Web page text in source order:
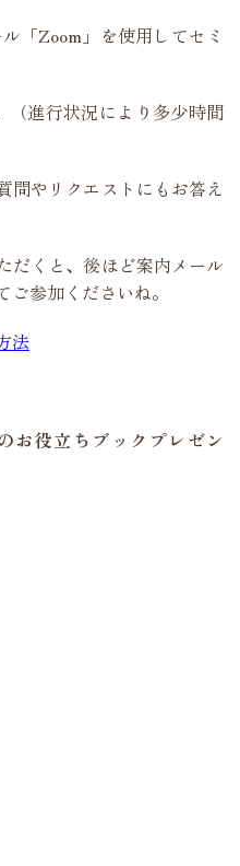
「Zoom」を使用してセミ
（進行状況により多少時間
問やリクエストにもお答え
だくと、後ほど案内メール
参加くださいね。
法
お役立ちブックプレゼン